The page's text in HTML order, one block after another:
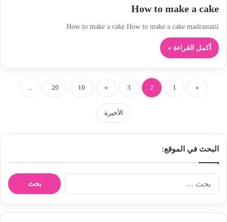
How to make a cake
How to make a cake How to make a cake madrassatii
أكمل القراءة »
«
1
2
3
»
10
20
...
الأخيرة
البحث في الموقع: